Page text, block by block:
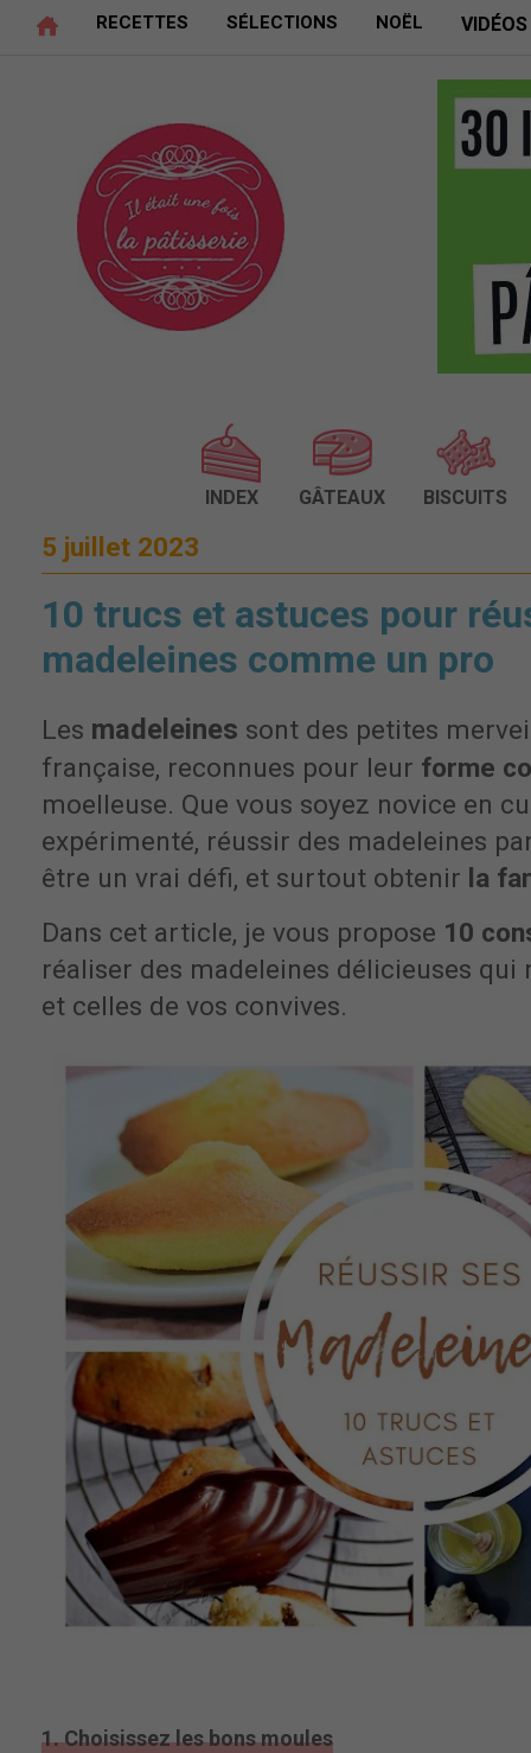
RECETTES SÉLECTIONS NOËL VIDÉOS
INDEX GÂTEAUX BISCUITS
5 juillet 2023
10 trucs et astuces pour
madeleines comme un pro
Les madeleines sont des petites
française, reconnues pour leur forme
moelleuse. Que vous soyez novice en
expérimenté, réussir des madeleines
être un vrai défi, et surtout obtenir la
Dans cet article, je vous propose 10
réaliser des madeleines délicieuses
et celles de vos convives.
1. Choisissez les bons moules